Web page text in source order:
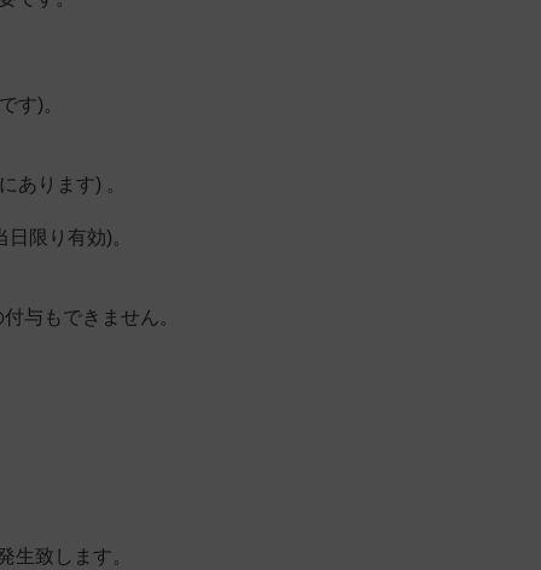
す)。
あります) 。
限り有効)。
与もできません。
生致します。